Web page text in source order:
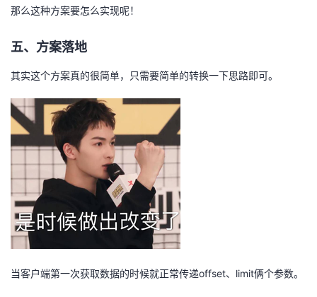
那么这种方案要怎么实现呢！
五、方案落地
其实这个方案真的很简单，只需要简单的转换一下思路即可。
当客户端第一次获取数据的时候就正常传递offset、limit俩个参数。